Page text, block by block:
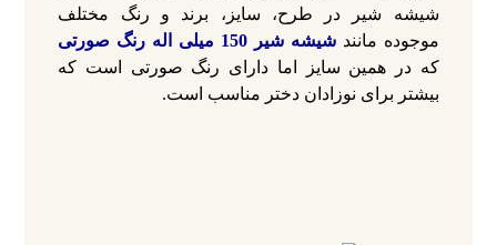
شیشه شیر در طرح، سایز، برند و رنگ مختلف
موجوده مانندشیشه شیر 150 میلی اله رنگ صورتی
که در همین سایز اما دارای رنگ صورتی است که
بیشتر برای نوزادان دختر مناسب است.